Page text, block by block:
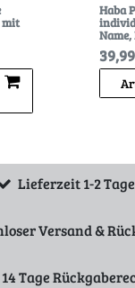
mit
Haba
Name,
Lieferzeit 1-2 Tage
Versand &
14 Tage